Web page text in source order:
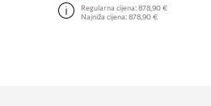
Regularna cijena: 878,90 €
Najniža cijena: 878,90 €